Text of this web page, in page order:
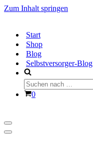
Zum Inhalt springen
Start
Shop
Blog
Selbstversorger-Blog
Suchen
nach …
Warenkorb
0
Navigationsmenü
Navigationsmenü